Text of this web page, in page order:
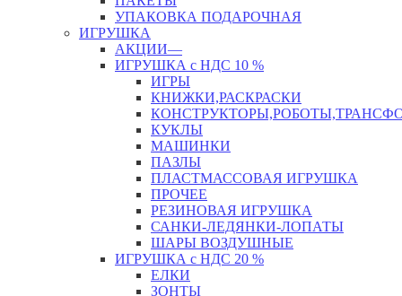
УПАКОВКА ПОДАРОЧНАЯ
ИГРУШКА
АКЦИИ—
ИГРУШКА с НДС 10 %
ИГРЫ
КНИЖКИ,РАСКРАСКИ
КУКЛЫ
МАШИНКИ
ПАЗЛЫ
ПЛАСТМАССОВАЯ ИГРУШКА
ПРОЧЕЕ
РЕЗИНОВАЯ ИГРУШКА
САНКИ-ЛЕДЯНКИ-ЛОПАТЫ
ШАРЫ ВОЗДУШНЫЕ
ИГРУШКА с НДС 20 %
ЕЛКИ
ЗОНТЫ